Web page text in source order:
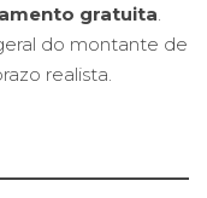
gratuita.
do montante de
realista.